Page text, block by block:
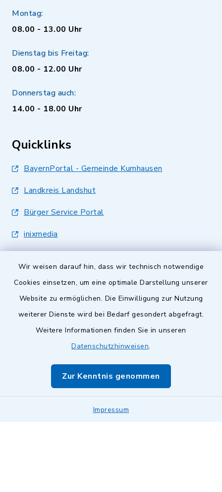
Wir weisen darauf hin, dass wir technisch notwendige
Cookies einsetzen, um eine optimale Darstellung unserer
Website zu ermöglichen. Die Einwilligung zur Nutzung
weiterer Dienste wird bei Bedarf gesondert abgefragt.
Weitere Informationen finden Sie in unseren
Datenschutzhinweisen.
Zur Kenntnis genommen
Impressum
Montag:
08.00 - 13.00 Uhr
Dienstag bis Freitag:
08.00 - 12.00 Uhr
Donnerstag auch:
14.00 - 18.00 Uhr
Quicklinks
BayernPortal - Gemeinde Kumhausen
Landkreis Landshut
Bürger Service Portal
inixmedia
Barrierefreiheit
Impressum
Sitemap